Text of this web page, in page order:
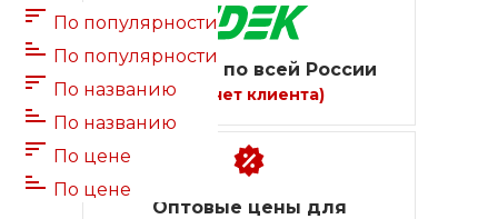
По популярности
По популярности
По названию
По названию
По цене
По цене
Доставка по всей России
(за счет клиента)
Оптовые цены для